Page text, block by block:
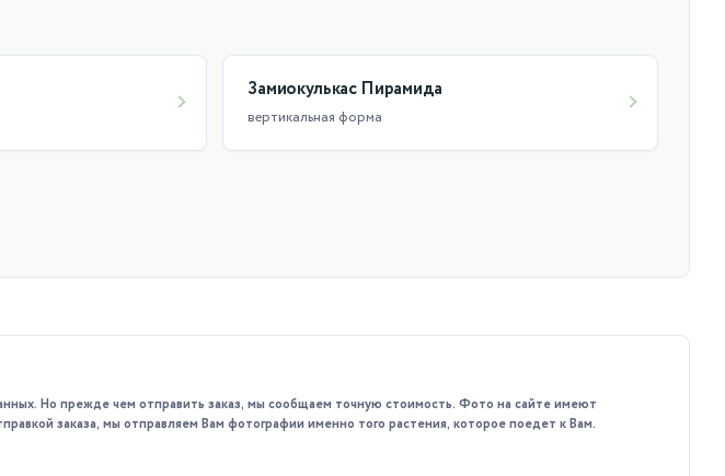
длительное время, поэтому лучше не долить, чем перелить.
градусов.
Замиокулькас Пирамида
вертикальная форма
Но прежде чем отправить заказ, мы сообщаем точную стоимость. Фото на сайте имеют
заказа, мы отправляем Вам фотографии именно того растения, которое поедет к Вам.